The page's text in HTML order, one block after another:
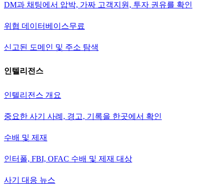
DM과 채팅에서 압박, 가짜 고객지원, 투자 권유를 확인
위협 데이터베이스무료
신고된 도메인 및 주소 탐색
인텔리전스
인텔리전스 개요
중요한 사기 사례, 경고, 기록을 한곳에서 확인
수배 및 제재
인터폴, FBI, OFAC 수배 및 제재 대상
사기 대응 뉴스